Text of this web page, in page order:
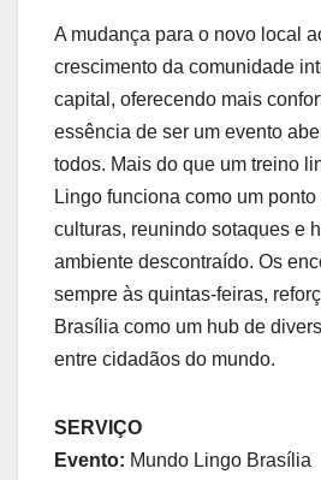
A mudança para o novo local
crescimento da comunidade
capital, oferecendo mais
essência de ser um evento
todos. Mais do que um treino
Lingo funciona como um
culturas, reunindo sotaques e
ambiente descontraído. Os
sempre às quintas-feiras,
Brasília como um hub de
entre cidadãos do mundo.
SERVIÇO
Evento: Mundo Lingo Brasília